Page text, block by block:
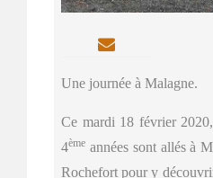
Une journée à Malagne.
Ce mardi 18 février
4ème années sont allés à
Rochefort pour y